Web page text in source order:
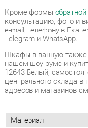
12643 Белый,
центрального склада в
адресов и магазинов
Материал
Цвет
Ширина, мм
Глубина, мм